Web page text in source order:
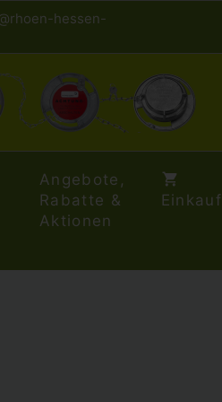
hessen-
Angebote,
Rabatte &
Aktionen